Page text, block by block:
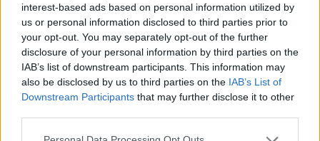
interest-based ads based on personal information utilized by
us or personal information disclosed to third parties prior to
your opt-out. You may separately opt-out of the further
disclosure of your personal information by third parties on the
IAB’s list of downstream participants. This information may
also be disclosed by us to third parties on the IAB’s List of
Downstream Participants that may further disclose it to other
európai felek is legitimnek fogadnak el - magyarul úgy
látja, Európának és Moszkvának tárgyalnia kell egymással
az ukrajnai háború lezárásáról. Egyelőre az sem tisztázott,
ki vezetné az egyeztetéseket...
KEDVES OLVASÓNK!